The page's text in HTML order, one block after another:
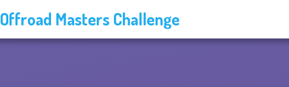
Offroad Masters Challenge